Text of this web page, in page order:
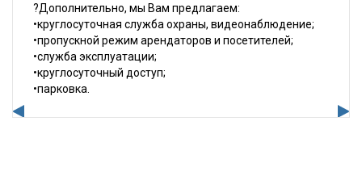
?Дополнительно, мы Вам предлагаем:
•круглосуточная служба охраны, видеонаблюдение;
•пропускной режим арендаторов и посетителей;
•служба эксплуатации;
•круглосуточный доступ;
•парковка.